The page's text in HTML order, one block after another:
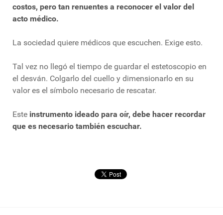
costos, pero tan renuentes a reconocer el valor del
acto médico.
La sociedad quiere médicos que escuchen. Exige esto.
Tal vez no llegó el tiempo de guardar el estetoscopio en
el desván. Colgarlo del cuello y dimensionarlo en su
valor es el símbolo necesario de rescatar.
Este instrumento ideado para oír, debe hacer recordar
que es necesario también escuchar.